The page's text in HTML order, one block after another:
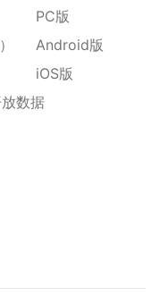
数据
PC版
Android版
iOS版